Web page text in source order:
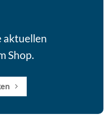
aktuellen
Shop.